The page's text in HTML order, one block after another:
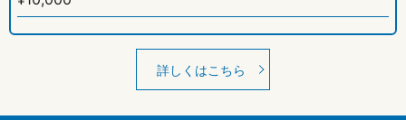
詳しくはこちら